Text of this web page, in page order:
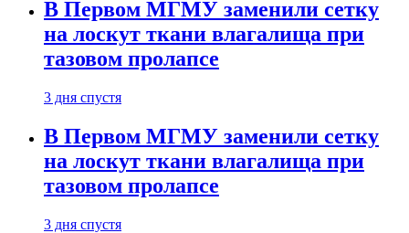
В Первом МГМУ заменили сетку
на лоскут ткани влагалища при
тазовом пролапсе
3 дня спустя
В Первом МГМУ заменили сетку
на лоскут ткани влагалища при
тазовом пролапсе
3 дня спустя